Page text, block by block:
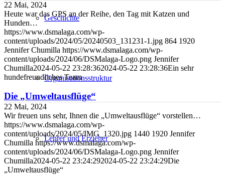
Geschichte
Organisationsstruktur
Lehrer und Erzieher
22 Mai, 2024
Heute war das GPS an der Reihe, den Tag mit Katzen und
Hunden…
https://www.dsmalaga.com/wp-
content/uploads/2024/05/20240503_131231-1.jpg 864 1920
Jennifer Chumilla https://www.dsmalaga.com/wp-
content/uploads/2024/06/DSMalaga-Logo.png Jennifer
Chumilla2024-05-22 23:28:362024-05-22 23:28:36Ein sehr
hundefreundliches Team
Die „Umweltausflüge“
22 Mai, 2024
Wir freuen uns sehr, Ihnen die „Umweltausflüge“ vorstellen…
https://www.dsmalaga.com/wp-
content/uploads/2024/05/IMG_1320.jpg 1440 1920 Jennifer
Chumilla https://www.dsmalaga.com/wp-
content/uploads/2024/06/DSMalaga-Logo.png Jennifer
Chumilla2024-05-22 23:24:292024-05-22 23:24:29Die
„Umweltausflüge“